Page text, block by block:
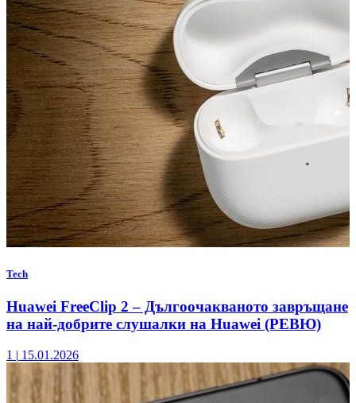
Tech
Huawei FreeClip 2 – Дългоочакваното завръщане
на най-добрите слушалки на Huawei (РЕВЮ)
1 | 15.01.2026